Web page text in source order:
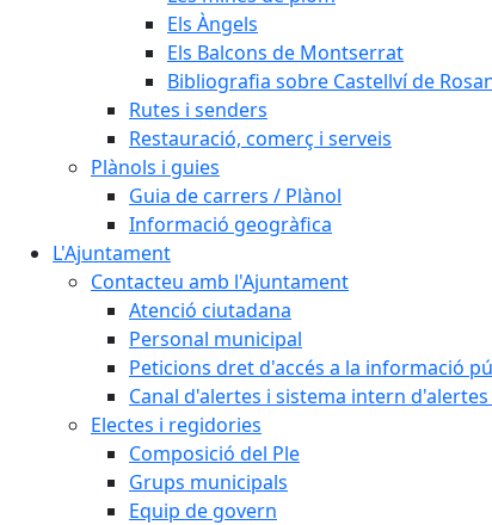
Els Àngels
Els Balcons de Montserrat
Bibliografia sobre Castellví de
Rutes i senders
Restauració, comerç i serveis
Plànols i guies
Guia de carrers / Plànol
Informació geogràfica
L'Ajuntament
Contacteu amb l'Ajuntament
Atenció ciutadana
Personal municipal
Peticions dret d'accés a la informació
Canal d'alertes i sistema intern d'alertes
Electes i regidories
Composició del Ple
Grups municipals
Equip de govern